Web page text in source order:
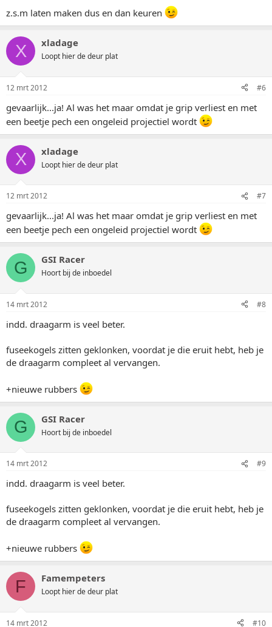
z.s.m laten maken dus en dan keuren
X xladage
Loopt hier de deur plat
12 mrt 2012 #6
gevaarlijk...ja! Al was het maar omdat je grip verliest en met
een beetje pech een ongeleid projectiel wordt
X xladage
Loopt hier de deur plat
12 mrt 2012 #7
gevaarlijk...ja! Al was het maar omdat je grip verliest en met
een beetje pech een ongeleid projectiel wordt
G GSI Racer
Hoort bij de inboedel
14 mrt 2012 #8
indd. draagarm is veel beter.
fuseekogels zitten geklonken, voordat je die eruit hebt, heb je
de draagarm compleet al vervangen.
+nieuwe rubbers
G GSI Racer
Hoort bij de inboedel
14 mrt 2012 #9
indd. draagarm is veel beter.
fuseekogels zitten geklonken, voordat je die eruit hebt, heb je
de draagarm compleet al vervangen.
+nieuwe rubbers
F Famempeters
Loopt hier de deur plat
14 mrt 2012 #10